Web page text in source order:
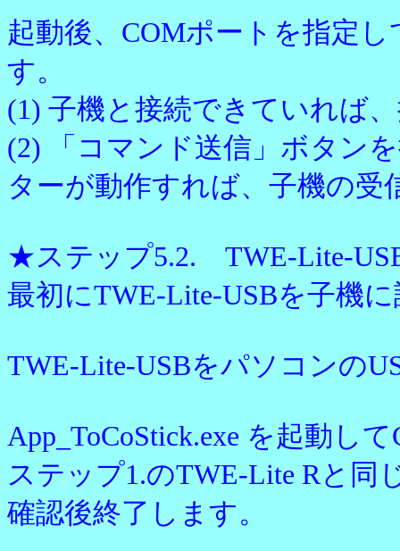
起動後、COMポートを指定
す。
(1) 子機と接続できていれば
(2) 「コマンド送信」ボタン
ターが動作すれば、子機の受
★ステップ5.2. TWE-Lite-
最初にTWE-Lite-USBを子機
TWE-Lite-USBをパソコンの
App_ToCoStick.exe を起動し
ステップ1.のTWE-Lite Rと同
確認後終了します。